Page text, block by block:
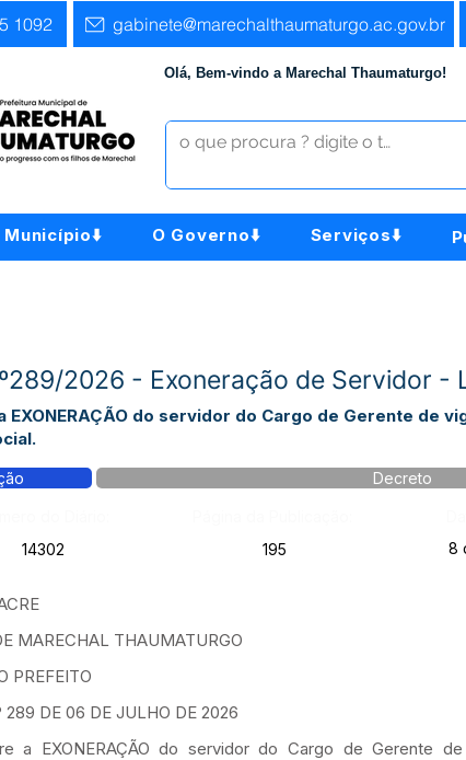
1092 gabinete@marechalthaumaturgo.ac.gov.br
Olá, Bem-vindo a Marechal Thaumaturgo!
Município⬇️ O Governo⬇️ Serviços⬇️
2026 - Exoneração de Servidor -
EXONERAÇÃO do servidor do Cargo de Gerente de
Decreto
14302
195 8
MARECHAL THAUMATURGO
PREFEITO
289 DE 06 DE JULHO DE 2026
a EXONERAÇÃO do servidor do Cargo de Gerente